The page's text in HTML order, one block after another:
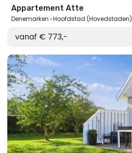
Appartement Atte
Denemarken Hoofdstad (Hovedstaden)
vanaf € 773,-